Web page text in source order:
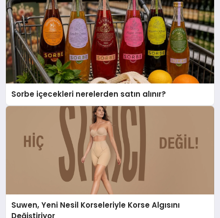
Sorbe içecekleri nerelerden satın alınır?
Suwen, Yeni Nesil Korseleriyle Korse Algısını
Değiştiriyor